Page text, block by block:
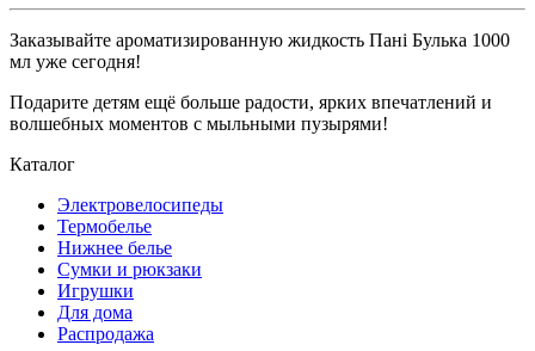
Заказывайте ароматизированную жидкость Пані Булька 1000
мл уже сегодня!
Подарите детям ещё больше радости, ярких впечатлений и
волшебных моментов с мыльными пузырями!
Каталог
Электровелосипеды
Термобелье
Нижнее белье
Сумки и рюкзаки
Игрушки
Для дома
Распродажа